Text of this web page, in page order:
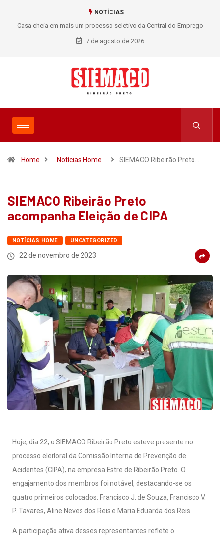
NOTÍCIAS
Casa cheia em mais um processo seletivo da Central do Emprego
SIEMACO!
7 de agosto de 2026
Home Notícias Home SIEMACO Ribeirão Preto…
SIEMACO Ribeirão Preto
acompanha Eleição de CIPA
NOTÍCIAS HOME UNCATEGORIZED
22 de novembro de 2023
Hoje, dia 22, o SIEMACO Ribeirão Preto esteve presente no
processo eleitoral da Comissão Interna de Prevenção de
Acidentes (CIPA), na empresa Estre de Ribeirão Preto. O
engajamento dos membros foi notável, destacando-se os
quatro primeiros colocados: Francisco J. de Souza, Francisco V.
P. Tavares, Aline Neves dos Reis e Maria Eduarda dos Reis.
A participação ativa desses representantes reflete o